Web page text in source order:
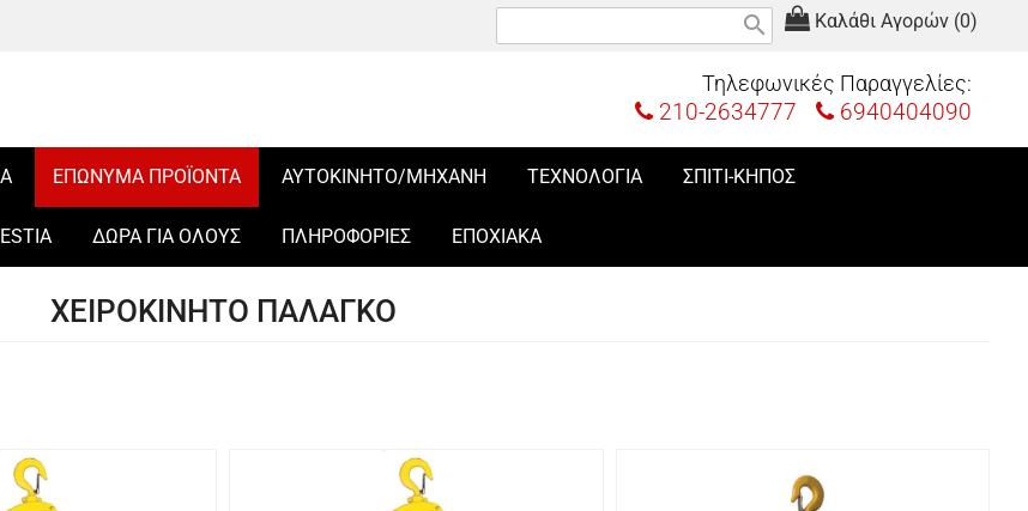
Καλάθι Αγορών (0)
search
Τηλεφωνικές Παραγγελίες:
210-2634777 6940404090
ΕΠΩΝΥΜΑ ΠΡΟΪΟΝΤΑ ΑΥΤΟΚΙΝΗΤΟ/ΜΗΧΑΝΗ ΤΕΧΝΟΛΟΓΙΑ ΣΠΙΤΙ-ΚΗΠΟΣ
ESTIA ΔΩΡΑ ΓΙΑ ΟΛΟΥΣ ΠΛΗΡΟΦΟΡΙΕΣ ΕΠΟΧΙΑΚΑ
ΧΕΙΡΟΚΙΝΗΤΟ ΠΑΛΑΓΚΟ